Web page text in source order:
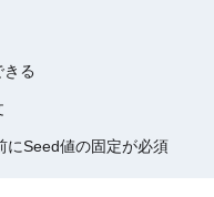
る
にSeed値の固定が必須